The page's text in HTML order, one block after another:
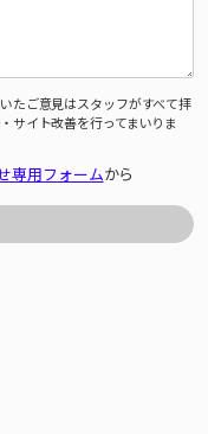
たご意見はスタッフがすべて拝
サイト改善を行ってまいりま
専用フォームから